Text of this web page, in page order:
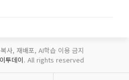
사, 재배포, AI학습 이용 금지
이투데이. All rights reserved